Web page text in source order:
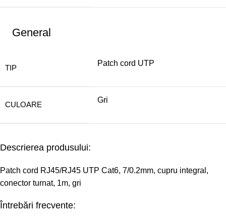
General
TIP
Patch cord UTP
CULOARE
Gri
Descrierea produsului:
Patch cord RJ45/RJ45 UTP Cat6, 7/0.2mm, cupru integral,
conector turnat, 1m, gri
Întrebări frecvente: